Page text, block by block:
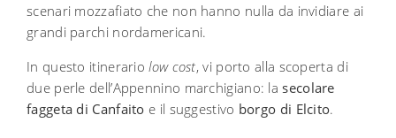
scenari mozzafiato che non hanno nulla da invidiare ai
grandi parchi nordamericani.
In questo itinerariolow cost, vi porto alla scoperta di
due perle dell’Appennino marchigiano: lasecolare
faggeta di Canfaito e il suggestivo borgo di Elcito.